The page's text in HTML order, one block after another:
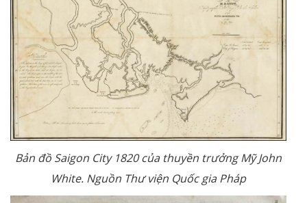
Bản đồ Saigon City 1820 của thuyền trưởng Mỹ John
White. Nguồn Thư viện Quốc gia Pháp